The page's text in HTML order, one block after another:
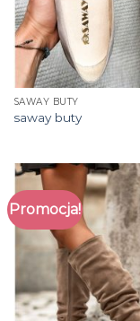
SAWAY BUTY
saway buty
Promocja!